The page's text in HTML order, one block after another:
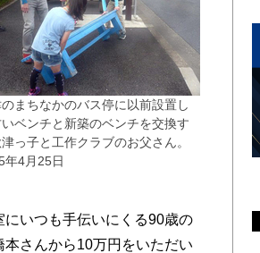
まちなかのバス停に以前設置し
ベンチと新築のベンチを交換す
っ子と工作クラブのお父さん。
年4月25日
いつも手伝いにくる90歳の
さんから10万円をいただい